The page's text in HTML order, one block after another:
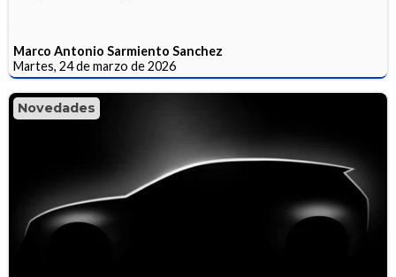
Marco Antonio Sarmiento Sanchez
Martes, 24 de marzo de 2026
Novedades